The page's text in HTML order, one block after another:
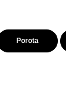
Porota